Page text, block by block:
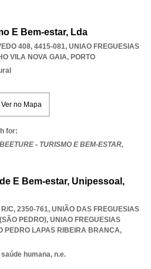
E Bem-estar, Lda
408, 4415-081, UNIAO FREGUESIAS
VILA NOVA GAIA, PORTO
Ver no Mapa
for:
BEETURE - TURISMO E BEM-ESTAR,
E Bem-estar, Unipessoal,
C, 2350-761, UNIÃO DAS FREGUESIAS
PEDRO), UNIAO FREGUESIAS
PEDRO LAPAS RIBEIRA BRANCA,
humana, n.e.